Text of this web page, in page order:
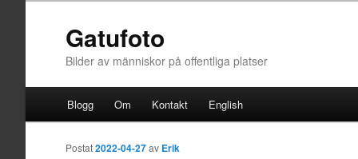
Gatufoto
Bilder av människor på offentliga platser
Huvudmeny
Hoppa till huvudinnehåll
Blogg Om Kontakt English
Postat2022-04-27av Erik